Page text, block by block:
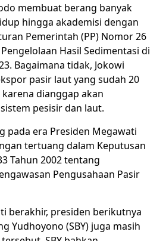
membuat berang banyak
hingga akademisi dengan
Pemerintah (PP) Nomor 26
Hasil Sedimentasi di
Bagaimana tidak, Jokowi
pasir laut yang sudah 20
dianggap akan
pesisir dan laut.
pada era Presiden Megawati
tertuang dalam Keputusan
Tahun 2002 tentang
Pengusahaan Pasir
berakhir, presiden berikutnya
Yudhoyono (SBY) juga masih